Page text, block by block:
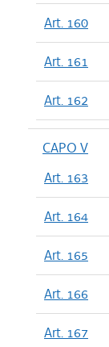
Art. 160
Art. 161
Art. 162
CAPO V
Art. 163
Art. 164
Art. 165
Art. 166
Art. 167